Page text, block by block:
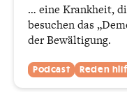
… eine Krankheit,
besuchen das
der Bewältigung.
Podcast Reden